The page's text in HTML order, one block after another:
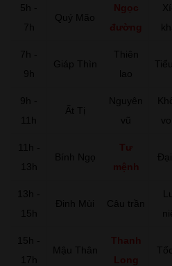
5h -
7h
Quý Mão
Ngọc
đường
7h -
9h
Giáp Thìn
Thiên
lao
9h -
11h
Ất Tị
Nguyên
vũ
11h -
13h
Bính Ngọ
Tư
mệnh
Đại
13h -
15h
Đinh Mùi Câu trần
15h -
17h
Mậu Thân
Thanh
Long